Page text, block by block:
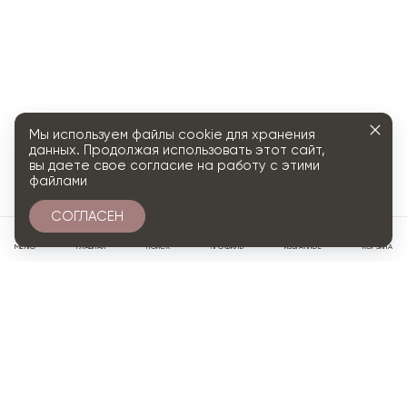
МЕНЮ ГЛАВНАЯ ПОИСК ПРОФИЛЬ ИЗБРАННОЕ КОРЗИНА
Мы используем файлы cookie для хранения
данных. Продолжая использовать этот сайт,
вы даете свое согласие на работу с этими
файлами
СОГЛАСЕН